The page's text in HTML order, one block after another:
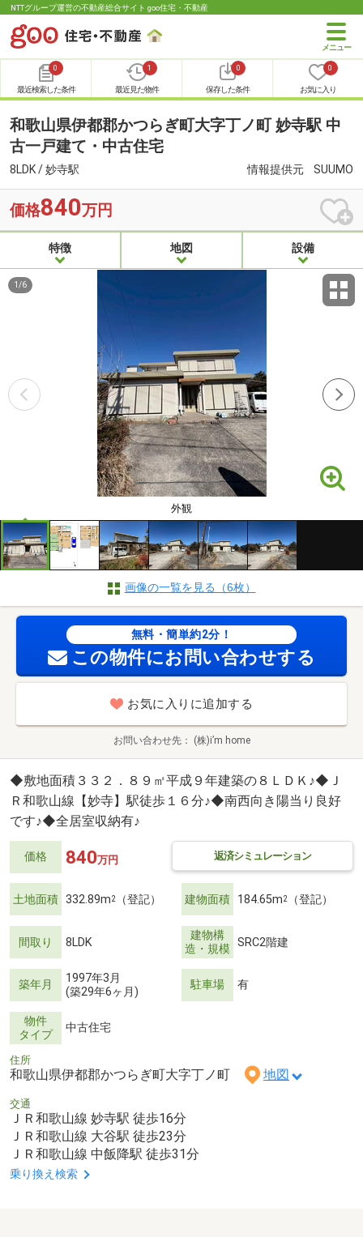
NTTグループ運営の不動産総合サイト goo住宅・不動産
0
最近検索した条件
1
最近見た物件
0
保存した条件
0
お気に入り
和歌山県伊都郡かつらぎ町大字丁ノ町 妙寺駅 中
古一戸建て・中古住宅
8LDK / 妙寺駅 情報提供元 SUUMO
価格840万円
特徴 地図 設備
外観
1 /6
画像の一覧を見る（6枚）
無料・簡単約2分！
この物件にお問い合わせする
お気に入りに追加する
お問い合わせ先 (株)i’m home
◆敷地面積３３２．８９㎡平成９年建築の８ＬＤＫ♪◆Ｊ
Ｒ和歌山線【妙寺】駅徒歩１６分♪◆南西向き陽当り良好
です♪◆全居室収納有♪
価格 返済シミュレーション
840万円
土地面積 332.89m2 （登記） 建物面積 184.65m2 （登記）
間取り 8LDK
建物構
造・規模 SRC2階建
築年月
1997年3月
(築29年6ヶ月)
駐車場 有
物件
タイプ
中古住宅
住所
和歌山県伊都郡かつらぎ町大字丁ノ町 地図
交通
ＪＲ和歌山線 妙寺駅 徒歩16分
ＪＲ和歌山線 大谷駅 徒歩23分
ＪＲ和歌山線 中飯降駅 徒歩31分
乗り換え検索